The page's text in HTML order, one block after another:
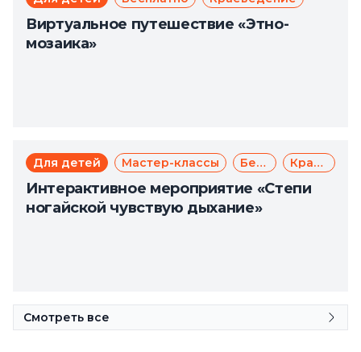
Виртуальное путешествие «Этно-
мозаика»
Для детей Мастер-классы Бесплатно Краеведение
Интерактивное мероприятие «Степи
ногайской чувствую дыхание»
Смотреть все